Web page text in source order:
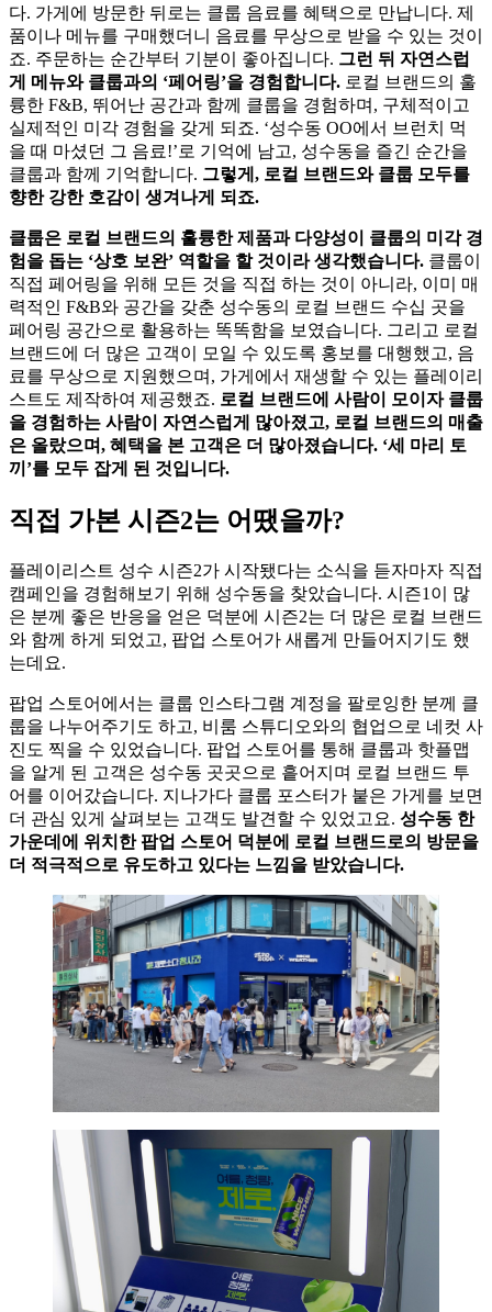
다. 가게에 방문한 뒤로는 클룹 음료를 혜택으로 만납니다. 제
품이나 메뉴를 구매했더니 음료를 무상으로 받을 수 있는 것이
죠. 주문하는 순간부터 기분이 좋아집니다. 그런 뒤 자연스럽
게 메뉴와 클룹과의 ‘페어링’을 경험합니다. 로컬 브랜드의 훌
륭한 F&B, 뛰어난 공간과 함께 클룹을 경험하며, 구체적이고
실제적인 미각 경험을 갖게 되죠. ‘성수동 OO에서 브런치 먹
을 때 마셨던 그 음료!’로 기억에 남고, 성수동을 즐긴 순간을
클룹과 함께 기억합니다. 그렇게, 로컬 브랜드와 클룹 모두를
향한 강한 호감이 생겨나게 되죠.
클룹은 로컬 브랜드의 훌륭한 제품과 다양성이 클룹의 미각 경
험을 돕는 ‘상호 보완’ 역할을 할 것이라 생각했습니다. 클룹이
직접 페어링을 위해 모든 것을 직접 하는 것이 아니라, 이미 매
력적인 F&B와 공간을 갖춘 성수동의 로컬 브랜드 수십 곳을
페어링 공간으로 활용하는 똑똑함을 보였습니다. 그리고 로컬
브랜드에 더 많은 고객이 모일 수 있도록 홍보를 대행했고, 음
료를 무상으로 지원했으며, 가게에서 재생할 수 있는 플레이리
스트도 제작하여 제공했죠. 로컬 브랜드에 사람이 모이자 클룹
을 경험하는 사람이 자연스럽게 많아졌고, 로컬 브랜드의 매출
은 올랐으며, 혜택을 본 고객은 더 많아졌습니다. ‘세 마리 토
끼’를 모두 잡게 된 것입니다.
직접 가본 시즌2는 어땠을까?
플레이리스트 성수 시즌2가 시작됐다는 소식을 듣자마자 직접
캠페인을 경험해보기 위해 성수동을 찾았습니다. 시즌1이 많
은 분께 좋은 반응을 얻은 덕분에 시즌2는 더 많은 로컬 브랜드
와 함께 하게 되었고, 팝업 스토어가 새롭게 만들어지기도 했
는데요.
팝업 스토어에서는 클룹 인스타그램 계정을 팔로잉한 분께 클
룹을 나누어주기도 하고, 비룸 스튜디오와의 협업으로 네컷 사
진도 찍을 수 있었습니다. 팝업 스토어를 통해 클룹과 핫플맵
을 알게 된 고객은 성수동 곳곳으로 흩어지며 로컬 브랜드 투
어를 이어갔습니다. 지나가다 클룹 포스터가 붙은 가게를 보면
더 관심 있게 살펴보는 고객도 발견할 수 있었고요. 성수동 한
가운데에 위치한 팝업 스토어 덕분에 로컬 브랜드로의 방문을
더 적극적으로 유도하고 있다는 느낌을 받았습니다.